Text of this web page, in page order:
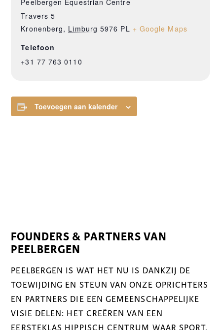
Peelbergen Equestrian Centre
Travers 5
Kronenberg, Limburg 5976 PL + Google Maps
Telefoon
+31 77 763 0110
Toevoegen aan kalender
FOUNDERS & PARTNERS VAN
PEELBERGEN
PEELBERGEN IS WAT HET NU IS DANKZIJ DE
TOEWIJDING EN STEUN VAN ONZE OPRICHTERS
EN PARTNERS DIE EEN GEMEENSCHAPPELIJKE
VISIE DELEN: HET CREËREN VAN EEN